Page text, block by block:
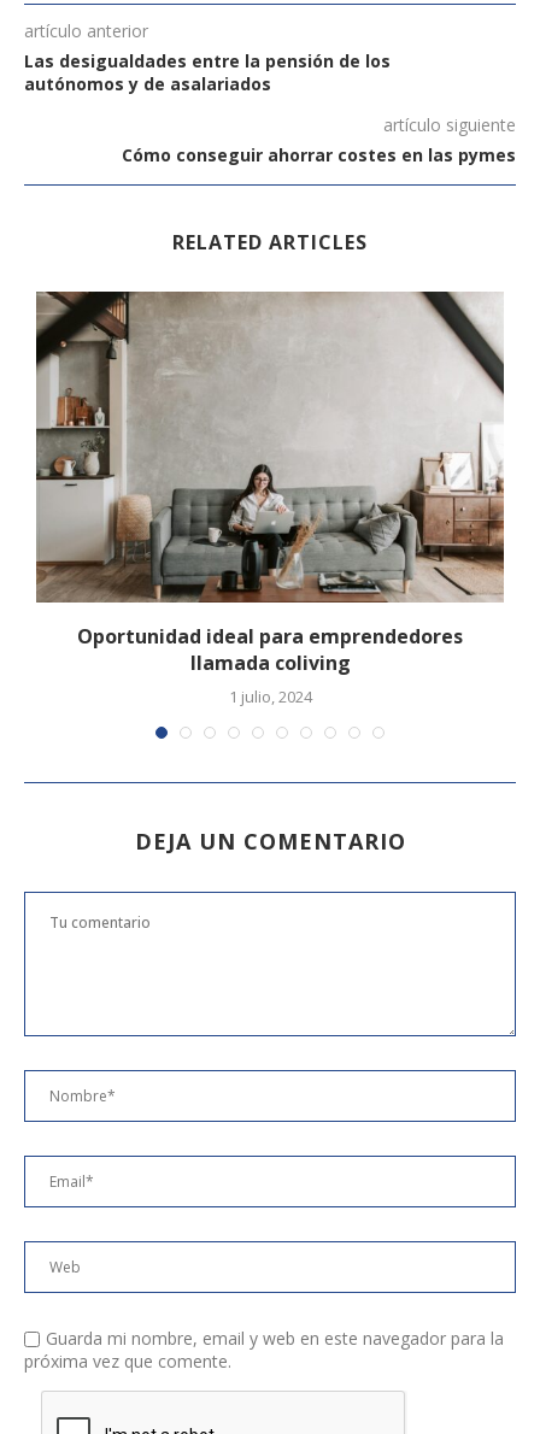
artículo anterior
Las desigualdades entre la pensión de los
autónomos y de asalariados
artículo siguiente
Cómo conseguir ahorrar costes en las pymes
RELATED ARTICLES
Oportunidad ideal para emprendedores
llamada coliving
1 julio, 2024
DEJA UN COMENTARIO
Guarda mi nombre, email y web en este navegador para la
próxima vez que comente.